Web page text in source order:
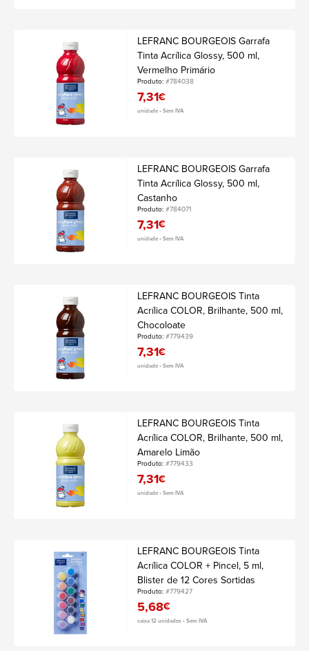
LEFRANC BOURGEOIS Garrafa
Tinta Acrílica Glossy, 500 ml,
Vermelho Primário
Produto:#784038
7,31€
unidade • Sem IVA
LEFRANC BOURGEOIS Garrafa
Tinta Acrílica Glossy, 500 ml,
Castanho
Produto:#784071
7,31€
unidade • Sem IVA
LEFRANC BOURGEOIS Tinta
Acrílica COLOR, Brilhante, 500 ml,
Chocoloate
Produto:#779439
7,31€
unidade • Sem IVA
LEFRANC BOURGEOIS Tinta
Acrílica COLOR, Brilhante, 500 ml,
Amarelo Limão
Produto:#779433
7,31€
unidade • Sem IVA
LEFRANC BOURGEOIS Tinta
Acrílica COLOR + Pincel, 5 ml,
Blister de 12 Cores Sortidas
Produto:#779427
5,68€
caixa 12 unidades • Sem IVA